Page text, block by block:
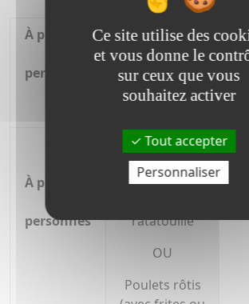
À partir de
personnes
Couscous /
Cassoulet /
Paëlla /
Tartiflette /
À partir de
personnes
Rôtissette (avec
frites ou
pommes de
ratatouille
OU
Poulets rôtis
Ce site utilise des
et vous donne le
sur ceux que vous
souhaitez activer
Tout accepter
Personnaliser